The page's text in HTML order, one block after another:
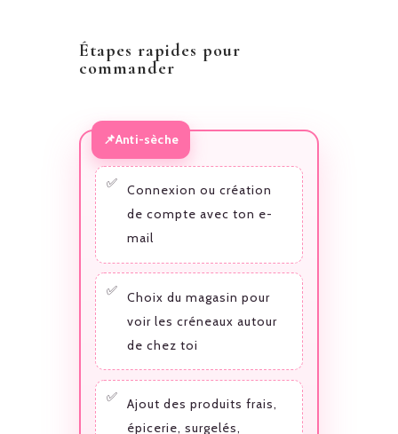
Étapes rapides pour
commander
Anti-sèche
Connexion ou création
de compte avec ton e-
mail
Choix du magasin pour
voir les créneaux autour
de chez toi
Ajout des produits frais,
épicerie, surgelés,